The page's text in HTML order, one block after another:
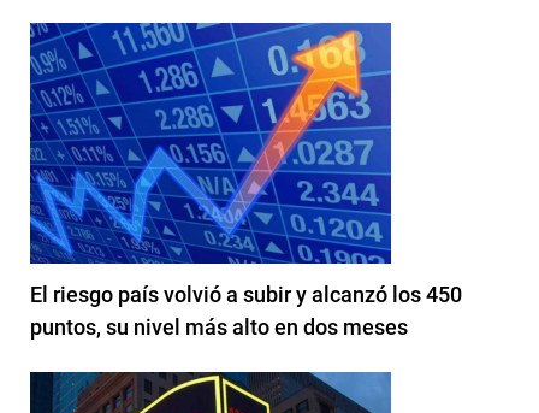
El riesgo país volvió a subir y alcanzó los 450
puntos, su nivel más alto en dos meses